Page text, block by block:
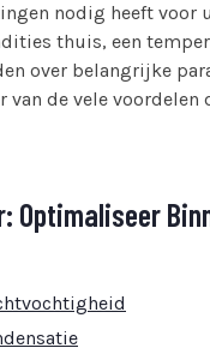
nodig heeft voor
thuis, een
over belangrijke
de vele
Optimaliseer